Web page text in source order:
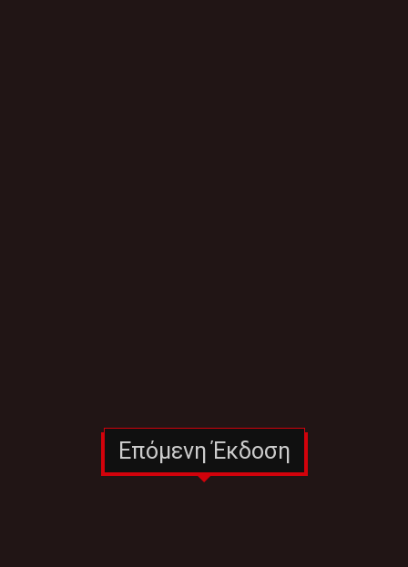
Επόμενη Έκδοση